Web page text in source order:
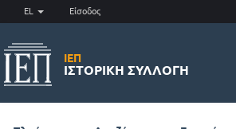
EL Είσοδος
ΙΕΠ
ΙΣΤΟΡΙΚΉ ΣΥΛΛΟΓΉ